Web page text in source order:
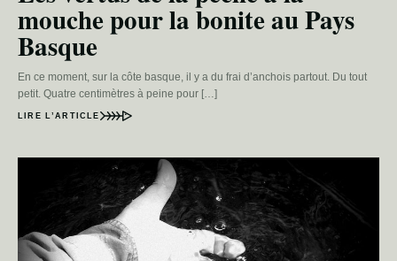
mouche pour la bonite au Pays
Basque
En ce moment, sur la côte basque, il y a du frai d’anchois partout. Du tout
petit. Quatre centimètres à peine pour […]
LIRE L’ARTICLE